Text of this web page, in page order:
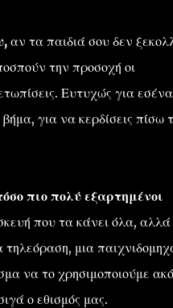
αν τα παιδιά σου δεν
την προσοχή οι
Ευτυχώς για εσένα
για να κερδίσεις πίσω
πιο πολύ εξαρτημένοι
που τα κάνει όλα, αλλά
τηλεόραση, μια
να το χρησιμοποιούμε
ο εθισμός μας.